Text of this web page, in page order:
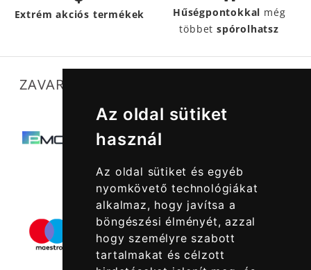
Az oldal sütiket
használ
Az oldal sütiket és egyéb
nyomkövető technológiákat
alkalmaz, hogy javítsa a
böngészési élményét, azzal
hogy személyre szabott
tartalmakat és célzott
Extrém akciós termékek Hűségpontokkal még
többetspórolhatsz
ZAVARTALAN MŰKÖDÉSÜNKET SEGÍTIK